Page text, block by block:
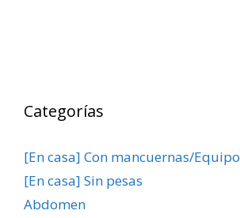
Categorías
[En casa] Con mancuernas/Equipo
[En casa] Sin pesas
Abdomen